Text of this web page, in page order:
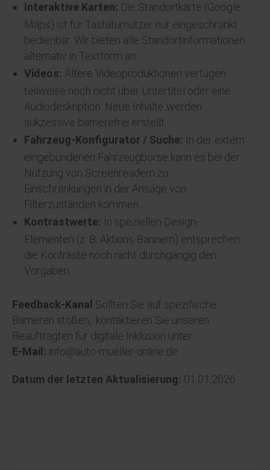
Interaktive Karten: Die Standortkarte (Google
Maps) ist für Tastaturnutzer nur eingeschränkt
bedienbar. Wir bieten alle Standortinformationen
alternativ in Textform an.
Videos: Ältere Videoproduktionen verfügen
teilweise noch nicht über Untertitel oder eine
Audiodeskription. Neue Inhalte werden
sukzessive barrierefrei erstellt.
Fahrzeug-Konfigurator / Suche: In der extern
eingebundenen Fahrzeugbörse kann es bei der
Nutzung von Screenreadern zu
Einschränkungen in der Ansage von
Filterzuständen kommen.
Kontrastwerte: In speziellen Design-
Elementen (z. B. Aktions-Bannern) entsprechen
die Kontraste noch nicht durchgängig den
Vorgaben.
Feedback-Kanal Sollten Sie auf spezifische
Barrieren stoßen, kontaktieren Sie unseren
Beauftragten für digitale Inklusion unter:
E-Mail: info@auto-mueller-online.de
Datum der letzten Aktualisierung: 01.01.2026